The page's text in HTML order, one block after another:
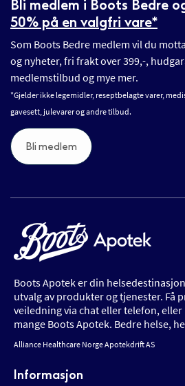
Bli medlem i Boots Bedre
50% på en valgfri vare*
Som Boots Bedre medlem vil du
og nyheter, fri frakt over 399,-,
medlemstilbud og mye mer.
*Gjelder ikke legemidler, reseptbelagte varer,
gavesett, julevarer og andre tilbud.
Bli medlem
Boots Apotek er din
utvalg av produkter og tjenester. Få
veiledning via chat eller telefon, eller
mange Boots Apotek. Bedre helse,
Alliance Healthcare Norge Apotekdrift AS
Informasjon